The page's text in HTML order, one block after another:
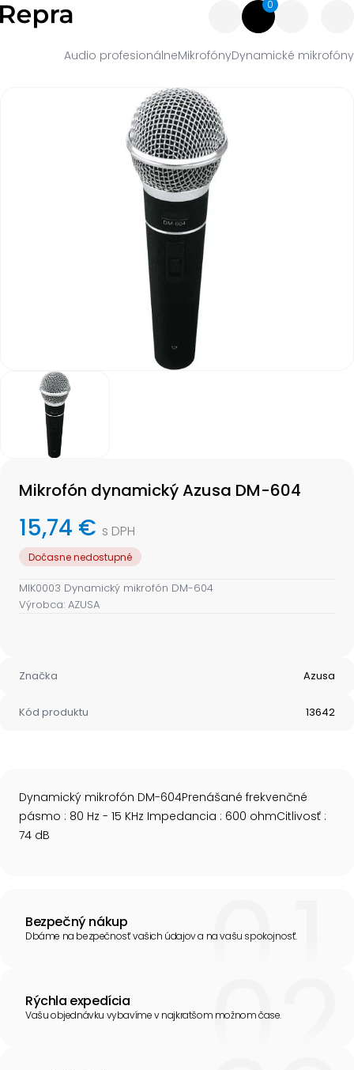
0
Audio profesionálneMikrofónyDynamické mikrofóny
Mikrofón dynamický Azusa DM-604
15,74 € s DPH
Dočasne nedostupné
MIK0003 Dynamický mikrofón DM-604
Výrobca: AZUSA
Značka Azusa
Kód produktu 13642
Dynamický mikrofón DM-604Prenášané frekvenčné
pásmo : 80 Hz - 15 KHz Impedancia : 600 ohmCitlivosť :
74 dB
Bezpečný nákup
Dbáme na bezpečnosť vašich údajov a na vašu spokojnosť.
Rýchla expedícia
Vašu objednávku vybavíme v najkratšom možnom čase.